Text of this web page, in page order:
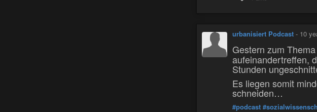
#Demokratie #Geld #Partei
urbanisiert Podcast - 10
Gestern zum Thema
aufeinandertreffen,
Stunden
Es liegen somit
schneiden…
#podcast